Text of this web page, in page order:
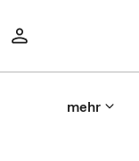
mehr